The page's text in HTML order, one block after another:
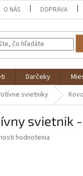
O NÁS DOPRAVA
Darčeky
svietniky
svietnik
hodnotenia